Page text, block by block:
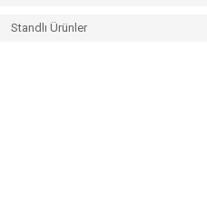
Standlı Ürünler